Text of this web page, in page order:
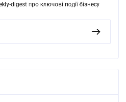
digest про ключові події бізнесу